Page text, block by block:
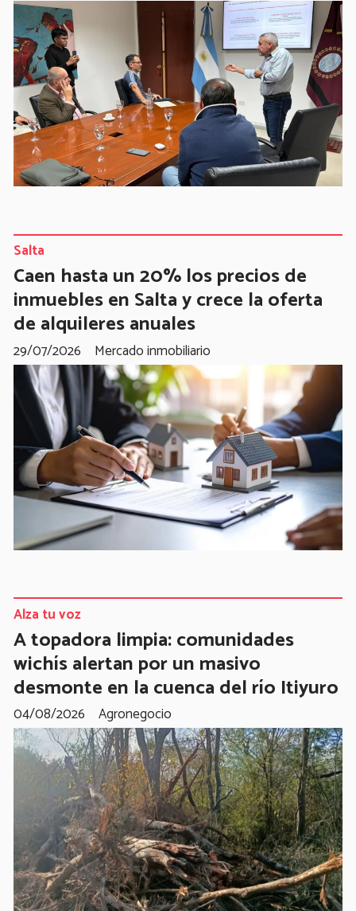
Caen hasta un 20% los precios de
inmuebles en Salta y crece la oferta
de alquileres anuales
Mercado inmobiliario
Salta
29/07/2026
A topadora limpia: comunidades
wichís alertan por un masivo
desmonte en la cuenca del río Itiyuro
Agronegocio
Alza tu voz
04/08/2026